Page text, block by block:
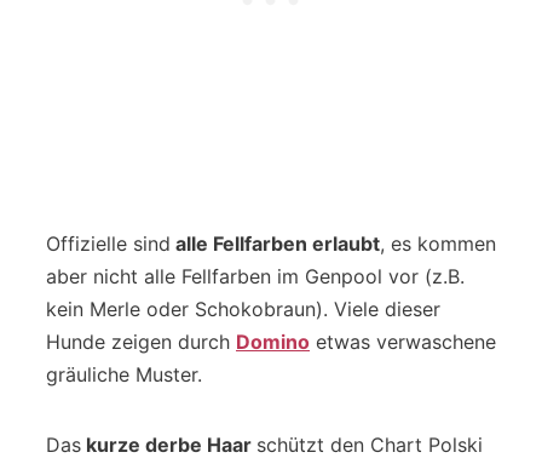
Offizielle sind alle Fellfarben erlaubt, es kommen
aber nicht alle Fellfarben im Genpool vor (z.B.
kein Merle oder Schokobraun). Viele dieser
Hunde zeigen durch Domino etwas verwaschene
gräuliche Muster.
Das kurze derbe Haar schützt den Chart Polski